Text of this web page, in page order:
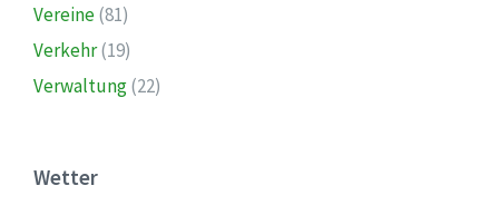
Vereine(81)
Verkehr(19)
Verwaltung(22)
Wetter